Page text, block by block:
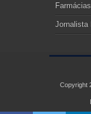
Jornalista
Copyright